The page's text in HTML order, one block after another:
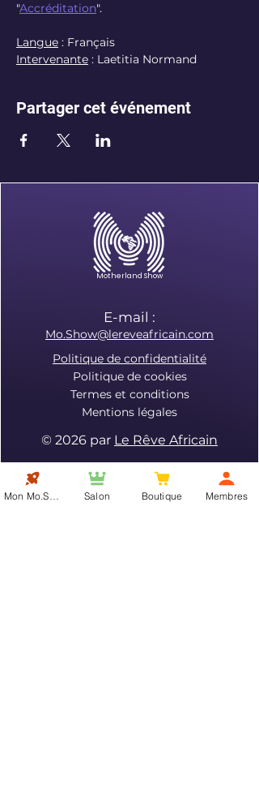
"Accréditation".
Langue : Français
Intervenante : Laetitia Normand
Partager cet événement
Motherland Show
E-mail :
Mo.Show@lereveafricain.com
Politique de confidentialité
Politique de cookies
Termes et conditions
Mentions légales
© 2026 par Le Rêve Africain
Nos actus
Salon Boutique Membres